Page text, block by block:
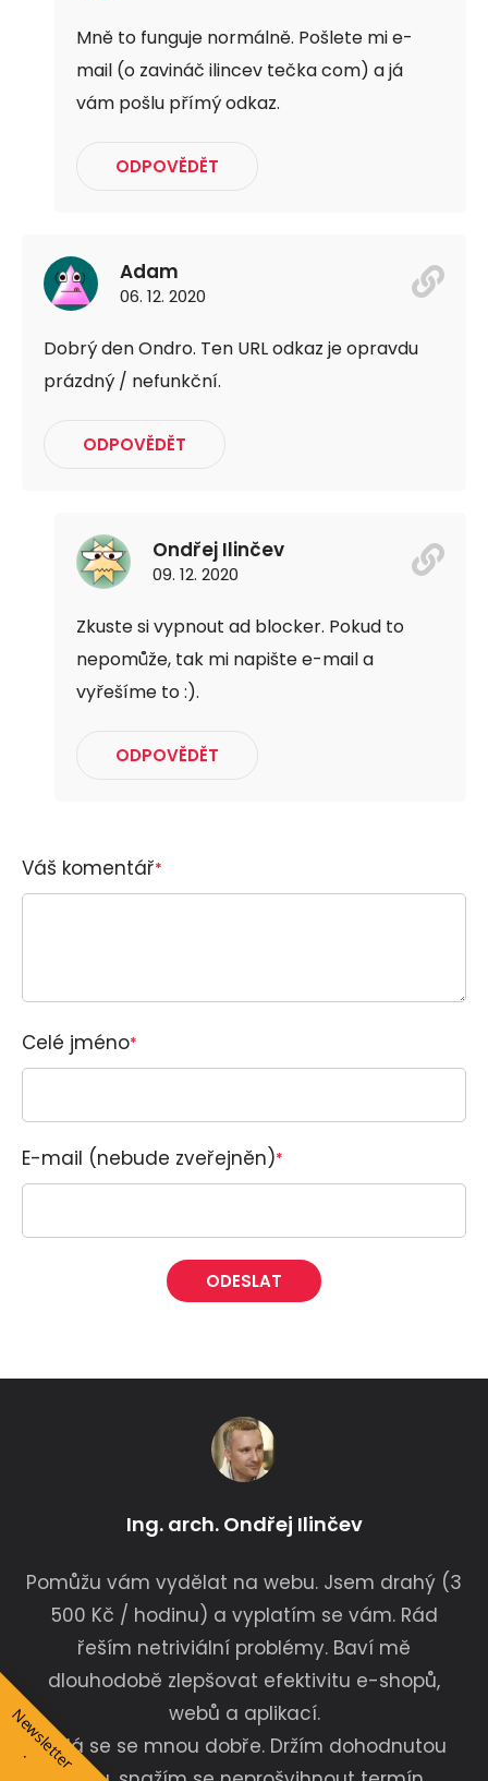
Mně to funguje normálně. Pošlete mi e-
mail (o zavináč ilincev tečka com) a já
vám pošlu přímý odkaz.
ODPOVĚDĚT
Adam
06. 12. 2020
Dobrý den Ondro. Ten URL odkaz je opravdu
prázdný / nefunkční.
ODPOVĚDĚT
Ondřej Ilinčev
09. 12. 2020
Zkuste si vypnout ad blocker. Pokud to
nepomůže, tak mi napište e-mail a
vyřešíme to :).
ODPOVĚDĚT
Váš komentář*
Celé jméno*
E-mail (nebude zveřejněn)*
Ing. arch. Ondřej Ilinčev
Pomůžu vám vydělat na webu. Jsem drahý (3
500 Kč / hodinu) a vyplatím se vám. Rád
řeším netriviální problémy. Baví mě
dlouhodobě zlepšovat efektivitu e-shopů,
webů a aplikací.
Dělá se se mnou dobře. Držím dohodnutou
N
e
w
s
l
e
t
t
e
r
.